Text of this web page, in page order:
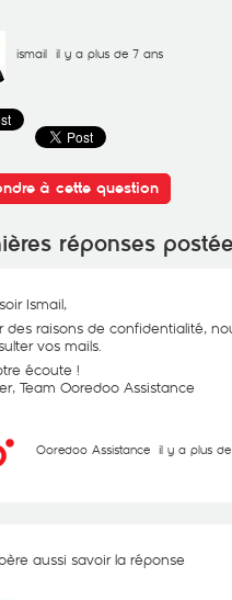
ismail il y a plus de 7 ans
à cette question
réponses
Ismail,
des raisons de confidentialité,
vos mails.
écoute !
Team Ooredoo Assistance
Ooredoo Assistance il y a plus
aussi savoir la réponse